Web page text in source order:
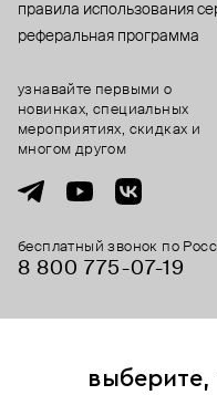
правила использования
реферальная программа
бесплатный звонок по
8 800 775⁠-07⁠-19
узнавайте первыми о
новинках, специальных
мероприятиях, скидках и
многом другом
выберите,